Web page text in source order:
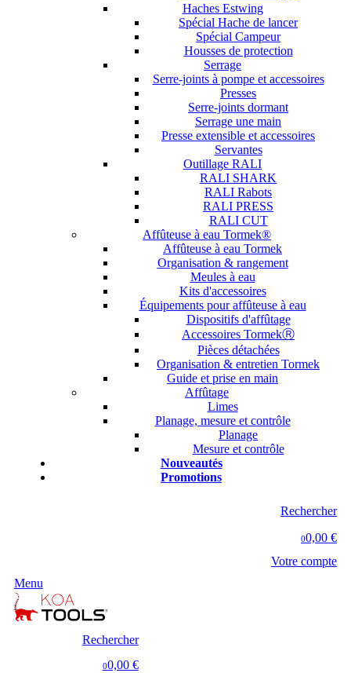
Haches Estwing
Spécial Hache de lancer
Spécial Campeur
Housses de protection
Serrage
Serre-joints à pompe et accessoires
Presses
Serre-joints dormant
Serrage une main
Presse extensible et accessoires
Servantes
Outillage RALI
RALI SHARK
RALI Rabots
RALI PRESS
RALI CUT
Affûteuse à eau Tormek®
Affûteuse à eau Tormek
Organisation & rangement
Meules à eau
Kits d'accessoires
Équipements pour affûteuse à eau
Dispositifs d'affûtage
Accessoires TormekⓇ
Pièces détachées
Organisation & entretien Tormek
Guide et prise en main
Affûtage
Limes
Planage, mesure et contrôle
Planage
Mesure et contrôle
Nouveautés
Promotions
Rechercher
00,00 €
Votre compte
Menu
Rechercher
00,00 €